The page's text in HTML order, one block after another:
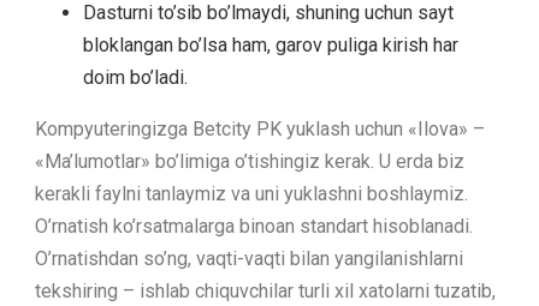
Dasturni to’sib bo’lmaydi, shuning uchun sayt
bloklangan bo’lsa ham, garov puliga kirish har
doim bo’ladi.
Kompyuteringizga Betcity PK yuklash uchun «Ilova» –
«Ma’lumotlar» bo’limiga o’tishingiz kerak. U erda biz
kerakli faylni tanlaymiz va uni yuklashni boshlaymiz.
O’rnatish ko’rsatmalarga binoan standart hisoblanadi.
O’rnatishdan so’ng, vaqti-vaqti bilan yangilanishlarni
tekshiring – ishlab chiquvchilar turli xil xatolarni tuzatib,